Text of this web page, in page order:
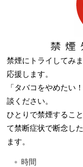
禁煙にトライしてみ
応援します。
「タバコをやめたい
談ください。
ひとりで禁煙するこ
て禁断症状で断念し
ます。
時間